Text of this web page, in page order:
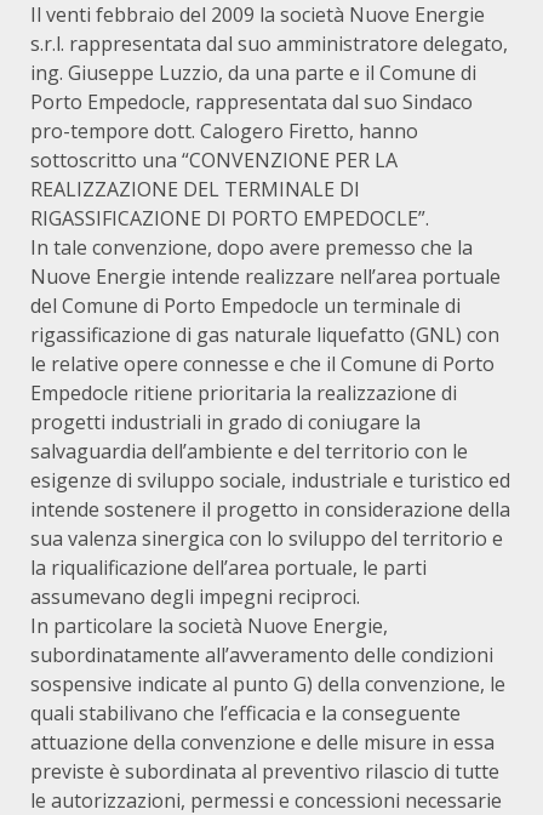
Il venti febbraio del 2009 la società Nuove Energie
s.r.l. rappresentata dal suo amministratore delegato,
ing. Giuseppe Luzzio, da una parte e il Comune di
Porto Empedocle, rappresentata dal suo Sindaco
pro-tempore dott. Calogero Firetto, hanno
sottoscritto una “CONVENZIONE PER LA
REALIZZAZIONE DEL TERMINALE DI
RIGASSIFICAZIONE DI PORTO EMPEDOCLE”.
In tale convenzione, dopo avere premesso che la
Nuove Energie intende realizzare nell’area portuale
del Comune di Porto Empedocle un terminale di
rigassificazione di gas naturale liquefatto (GNL) con
le relative opere connesse e che il Comune di Porto
Empedocle ritiene prioritaria la realizzazione di
progetti industriali in grado di coniugare la
salvaguardia dell’ambiente e del territorio con le
esigenze di sviluppo sociale, industriale e turistico ed
intende sostenere il progetto in considerazione della
sua valenza sinergica con lo sviluppo del territorio e
la riqualificazione dell’area portuale, le parti
assumevano degli impegni reciproci.
In particolare la società Nuove Energie,
subordinatamente all’avveramento delle condizioni
sospensive indicate al punto G) della convenzione, le
quali stabilivano che l’efficacia e la conseguente
attuazione della convenzione e delle misure in essa
previste è subordinata al preventivo rilascio di tutte
le autorizzazioni, permessi e concessioni necessarie